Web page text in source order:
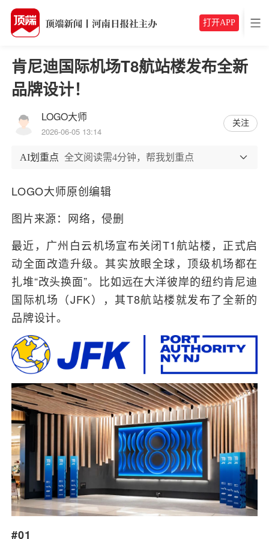
打开APP
肯尼迪国际机场T8航站楼发布全新
品牌设计！
LOGO大师
2026-06-05 13:14
关注
AI划重点 全文阅读需4分钟，帮我划重点
LOGO大师原创编辑
图片来源：网络，侵删
最近，广州白云机场宣布关闭T1航站楼，正式启
动全面改造升级。其实放眼全球，顶级机场都在
扎堆“改头换面”。比如远在大洋彼岸的纽约肯尼迪
国际机场（JFK），其T8航站楼就发布了全新的
品牌设计。
#01